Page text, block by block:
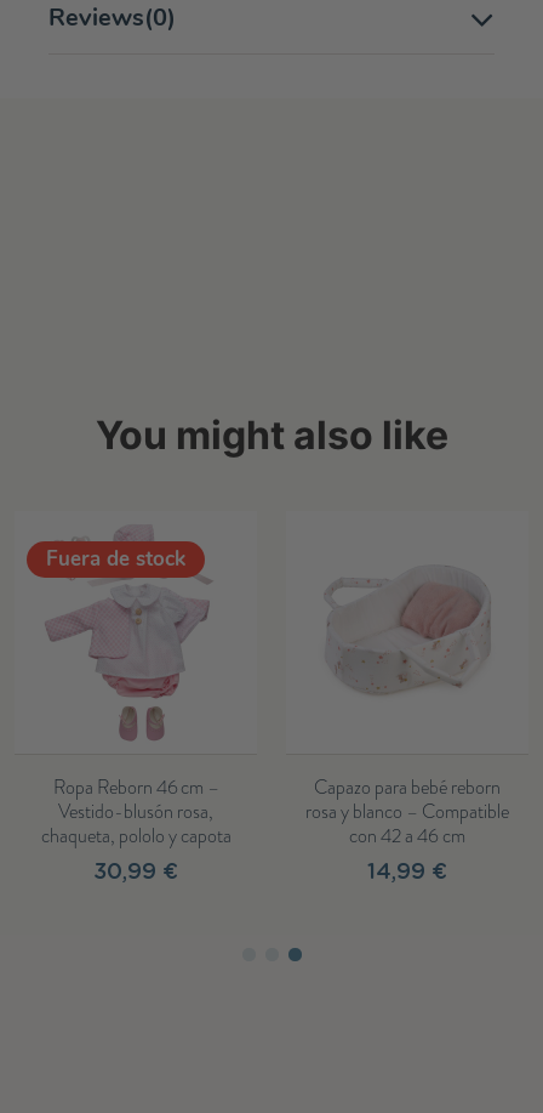
Reviews(0)
You might also like
Fuera de stock
Ropa Reborn 46 cm –
Vestido-blusón rosa,
chaqueta, pololo y capota
30,99 €
Capazo para bebé reborn
rosa y blanco – Compatible
con 42 a 46 cm
14,99 €